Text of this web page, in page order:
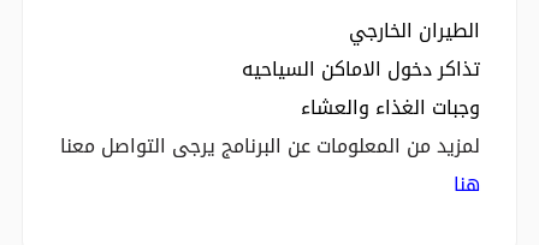
الطيران الخارجي
ﺗﺬاﻛﺮ دﺧﻮل اﻻﻣﺎﻛﻦ اﻟﺴﻴﺎﺣﻴﻪ
وجبات اﻟﻐﺬاء واﻟﻌﺸﺎء
لمزيد من المعلومات عن البرنامج يرجى التواصل معنا
هنا